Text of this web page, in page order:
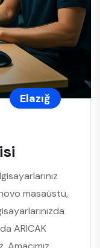
Elazığ
masaüstü,
ARICAK